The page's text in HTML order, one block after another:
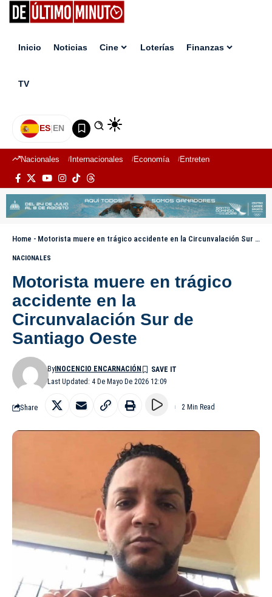
Inicio Noticias Cine Loterías Finanzas
TV
ES|EN
Nacionales Internacionales Economía Entretenimiento
Home - Motorista muere en trágico accidente en la Circunvalación Sur de Santiago Oeste
NACIONALES
Motorista muere en trágico
accidente en la
Circunvalación Sur de
Santiago Oeste
Last Updated: 4 De Mayo De 2026 12:09
ByINOCENCIO ENCARNACIÓN
Share 2 Min Read